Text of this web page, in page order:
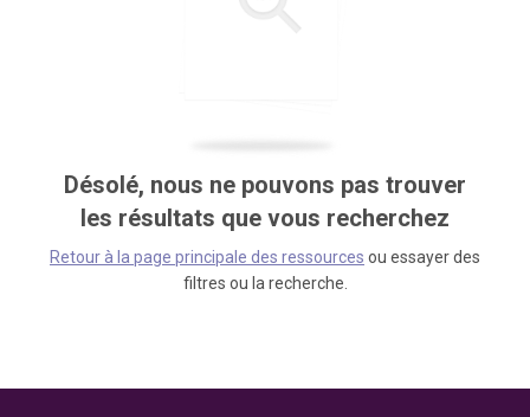
Désolé, nous ne pouvons pas trouver
les résultats que vous recherchez
Retour à la page principale des ressources ou essayer des
filtres ou la recherche.